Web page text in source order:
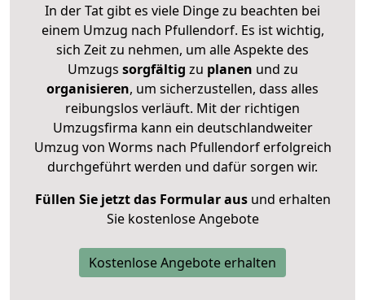
In der Tat gibt es viele Dinge zu beachten bei
einem Umzug nach Pfullendorf. Es ist wichtig,
sich Zeit zu nehmen, um alle Aspekte des
Umzugs sorgfältig zu planen und zu
organisieren, um sicherzustellen, dass alles
reibungslos verläuft. Mit der richtigen
Umzugsfirma kann ein deutschlandweiter
Umzug von Worms nach Pfullendorf erfolgreich
durchgeführt werden und dafür sorgen wir.
Füllen Sie jetzt das Formular ausund erhalten
Sie kostenlose Angebote
Kostenlose Angebote erhalten